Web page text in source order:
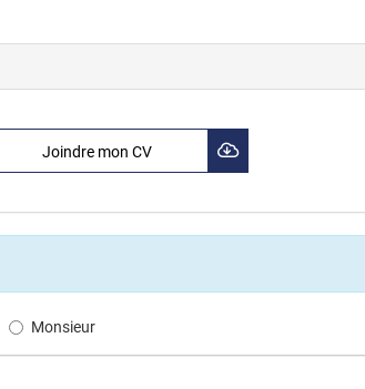
Joindre mon CV
Monsieur